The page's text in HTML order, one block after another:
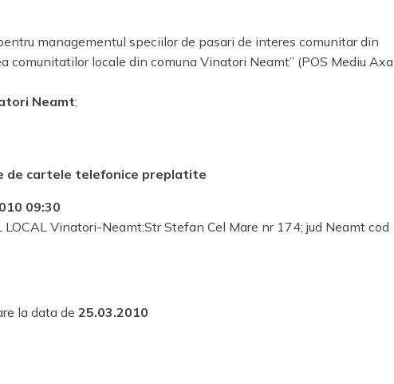
managementul speciilor de pasari de interes comunitar din
comunitatilor locale din comuna Vinatori Neamt” (POS Mediu Axa
Neamt;
de cartele telefonice preplatite
09:30
Vinatori-Neamt:Str Stefan Cel Mare nr 174; jud Neamt cod
la data de 25.03.2010